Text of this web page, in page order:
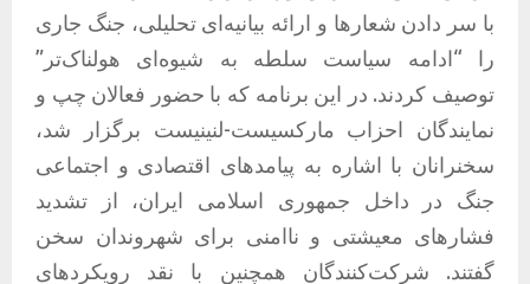
با سر دادن شعارها و ارائه بیانیه‌ای تحلیلی، جنگ جاری
را “ادامه سیاست سلطه به شیوه‌ای هولناک‌تر”
توصیف کردند. در این برنامه که با حضور فعالان چپ و
نمایندگان احزاب مارکسیست-لنینیست برگزار شد،
سخنرانان با اشاره به پیامدهای اقتصادی و اجتماعی
جنگ در داخل جمهوری اسلامی ایران، از تشدید
فشارهای معیشتی و ناامنی برای شهروندان سخن
گفتند. شرکت‌کنندگان همچنین با نقد رویکردهای